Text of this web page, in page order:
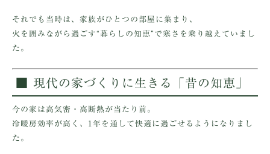
それでも当時は、家族がひとつの部屋に集まり、
火を囲みながら過ごす“暮らしの知恵”で寒さを乗り越えていまし
た。
■ 現代の家づくりに生きる「昔の知恵」
今の家は高気密・高断熱が当たり前。
冷暖房効率が高く、1年を通して快適に過ごせるようになりまし
た。